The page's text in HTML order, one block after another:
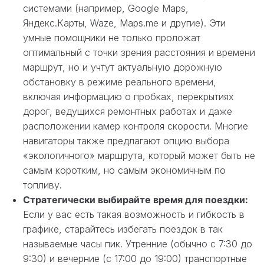
системами (например, Google Maps,
Яндекс.Карты, Waze, Maps.me и другие). Эти
умные помощники не только проложат
оптимальный с точки зрения расстояния и времени
маршрут, но и учтут актуальную дорожную
обстановку в режиме реального времени,
включая информацию о пробках, перекрытиях
дорог, ведущихся ремонтных работах и даже
расположении камер контроля скорости. Многие
навигаторы также предлагают опцию выбора
«экологичного» маршрута, который может быть не
самым коротким, но самым экономичным по
топливу.
Стратегически выбирайте время для поездки:
Если у вас есть такая возможность и гибкость в
графике, старайтесь избегать поездок в так
называемые часы пик. Утренние (обычно с 7:30 до
9:30) и вечерние (с 17:00 до 19:00) транспортные